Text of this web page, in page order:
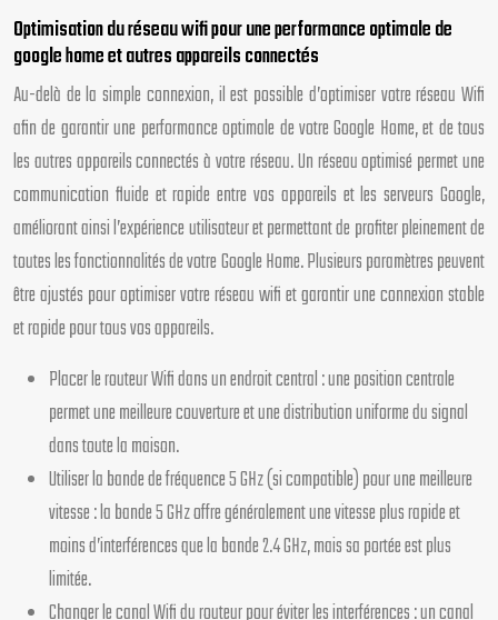
Optimisation du réseau wifi pour une performance optimale de
google home et autres appareils connectés
Au-delà de la simple connexion, il est possible d’optimiser votre réseau Wifi
afin de garantir une performance optimale de votre Google Home, et de tous
les autres appareils connectés à votre réseau. Un réseau optimisé permet une
communication fluide et rapide entre vos appareils et les serveurs Google,
améliorant ainsi l’expérience utilisateur et permettant de profiter pleinement de
toutes les fonctionnalités de votre Google Home. Plusieurs paramètres peuvent
être ajustés pour optimiser votre réseau wifi et garantir une connexion stable
et rapide pour tous vos appareils.
Placer le routeur Wifi dans un endroit central : une position centrale
permet une meilleure couverture et une distribution uniforme du signal
dans toute la maison.
Utiliser la bande de fréquence 5 GHz (si compatible) pour une meilleure
vitesse : la bande 5 GHz offre généralement une vitesse plus rapide et
moins d’interférences que la bande 2.4 GHz, mais sa portée est plus
limitée.